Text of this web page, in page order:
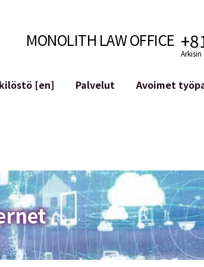
MONOLITH LAW OFFICE
[en]
Palvelut
ym.)
Maineen hallinta
Loukkaavan
Avoimet